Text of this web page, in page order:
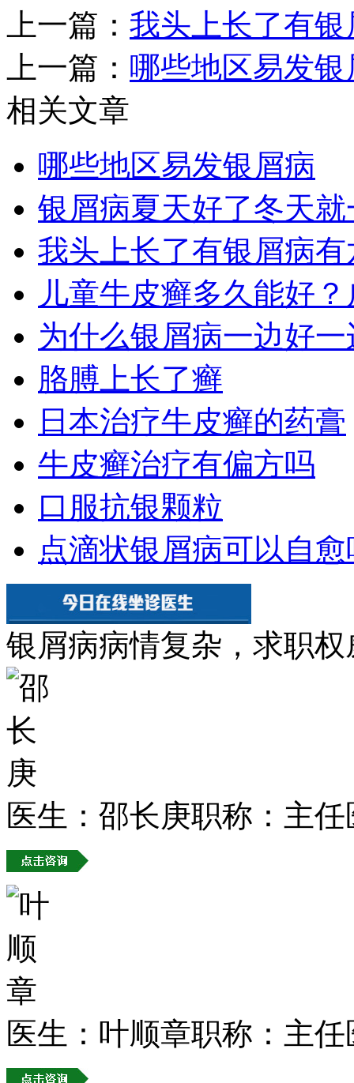
上一篇： 我头上长了有
上一篇： 哪些地区易发银
相关文章
哪些地区易发银屑病
银屑病夏天好了冬天
我头上长了有银屑病
儿童牛皮癣多久能好
为什么银屑病一边好
胳膊上长了癣
日本治疗牛皮癣的药膏
牛皮癣治疗有偏方吗
口服抗银颗粒
点滴状银屑病可以自愈
银屑病病情复杂，求职
医生：邵长庚职称：主任
医生：叶顺章职称：主任